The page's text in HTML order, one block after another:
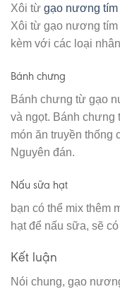
Xôi từ gạo nương tím
Xôi từ gạo nương tím
kèm với các loại
Bánh chưng
Bánh chưng từ gạo
và ngọt. Bánh chưng
món ăn truyền thống
Nguyên đán.
Nấu sữa hạt
bạn có thể mix thêm
hạt để nấu sữa, sẽ
Kết luận
Nói chung, gạo